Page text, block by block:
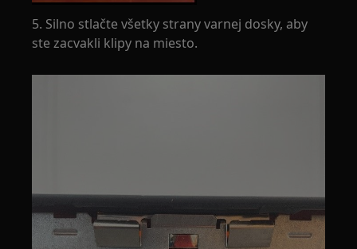
5. Silno stlačte všetky strany varnej dosky, aby
ste zacvakli klipy na miesto.